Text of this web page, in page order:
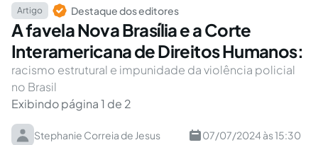
Artigo Destaque dos editores
A favela Nova Brasília e a Corte
Interamericana de Direitos Humanos:
racismo estrutural e impunidade da violência policial
no Brasil
Exibindo página 1 de 2
Stephanie Correia de Jesus 07/07/2024 às 15:30